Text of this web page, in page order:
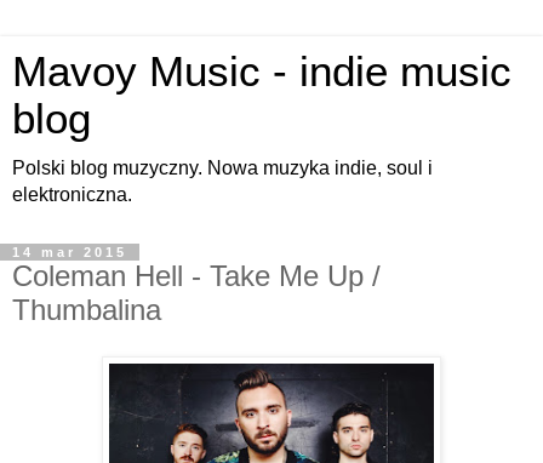
Mavoy Music - indie music
blog
Polski blog muzyczny. Nowa muzyka indie, soul i
elektroniczna.
14 mar 2015
Coleman Hell - Take Me Up /
Thumbalina